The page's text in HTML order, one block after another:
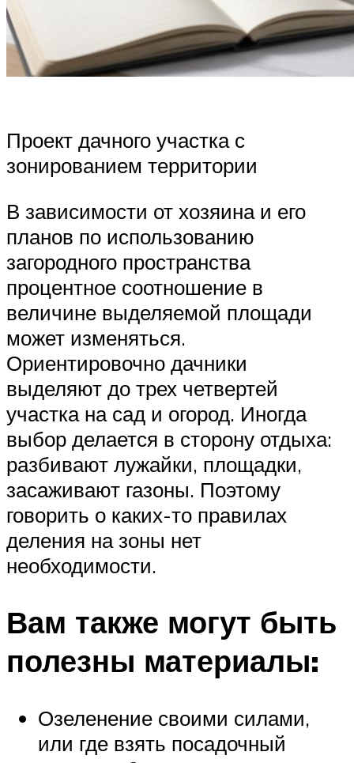
Проект дачного участка с
зонированием территории
В зависимости от хозяина и его
планов по использованию
загородного пространства
процентное соотношение в
величине выделяемой площади
может изменяться.
Ориентировочно дачники
выделяют до трех четвертей
участка на сад и огород. Иногда
выбор делается в сторону отдыха:
разбивают лужайки, площадки,
засаживают газоны. Поэтому
говорить о каких-то правилах
деления на зоны нет
необходимости.
Вам также могут быть
полезны материалы:
Озеленение своими силами,
или где взять посадочный